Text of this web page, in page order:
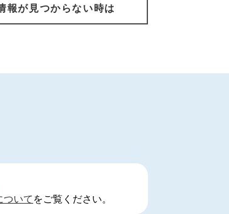
報が見つからない時は
ついて をご覧ください。